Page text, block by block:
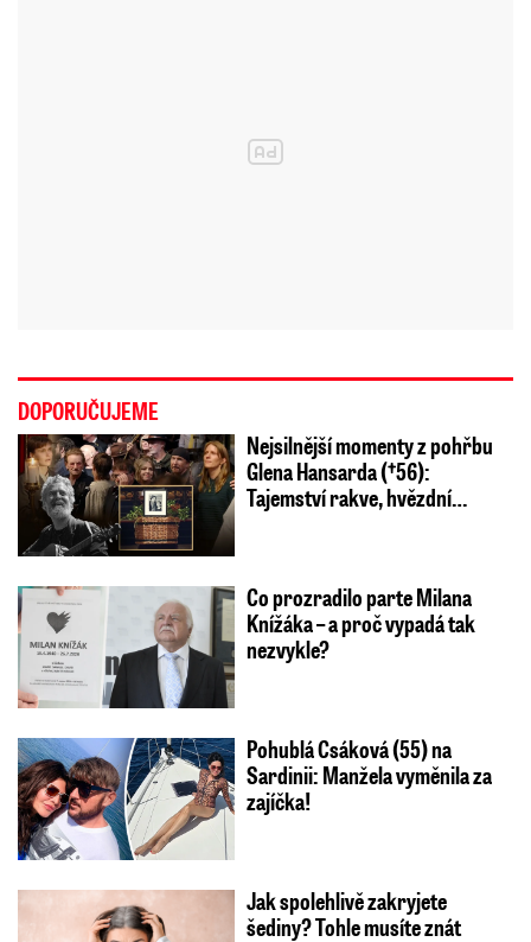
DOPORUČUJEME
Nejsilnější momenty z pohřbu
Glena Hansarda (†56):
Tajemství rakve, hvězdní…
Co prozradilo parte Milana
Knížáka – a proč vypadá tak
nezvykle?
Pohublá Csáková (55) na
Sardinii: Manžela vyměnila za
zajíčka!
Jak spolehlivě zakryjete
šediny? Tohle musíte znát